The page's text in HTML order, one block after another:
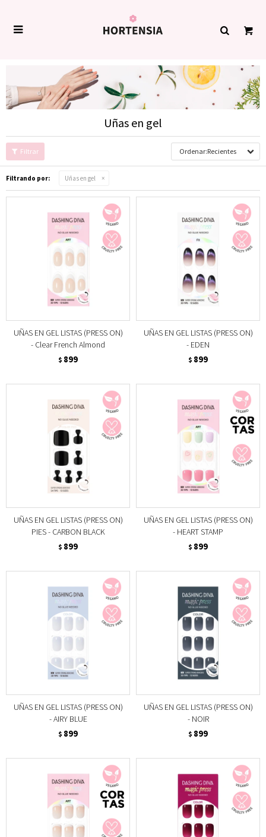

Uñas en gel
Recientes
Filtrando por: Uñas en gel
UÑAS EN GEL LISTAS (PRESS ON)
- Clear French Almond
$ 899
UÑAS EN GEL LISTAS (PRESS ON)
- EDEN
$ 899
UÑAS EN GEL LISTAS (PRESS ON)
PIES - CARBON BLACK
$ 899
UÑAS EN GEL LISTAS (PRESS ON)
- HEART STAMP
$ 899
UÑAS EN GEL LISTAS (PRESS ON)
- AIRY BLUE
$ 899
UÑAS EN GEL LISTAS (PRESS ON)
- NOIR
$ 899